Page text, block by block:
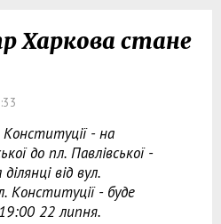
Харкова стане
- на
до пл. Павлівської -
від вул.
Конституції - буде
22 липня.